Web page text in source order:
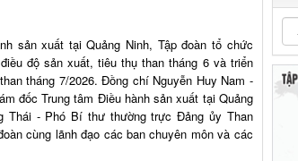
sản xuất tại Quảng Ninh, Tập đoàn tổ chức
độ sản xuất, tiêu thụ than tháng 6 và triển
tháng 7/2026. Đồng chí Nguyễn Huy Nam -
đốc Trung tâm Điều hành sản xuất tại Quảng
Thái - Phó Bí thư thường trực Đảng ủy Than
cùng lãnh đạo các ban chuyên môn và các